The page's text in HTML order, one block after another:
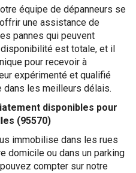
équipe de dépanneurs se
une assistance de
pannes qui peuvent
est totale, et il
pour recevoir à
expérimenté et qualifié
dans les meilleurs délais.
disponibles pour
(95570)
immobilise dans les rues
domicile ou dans un parking
compter sur notre